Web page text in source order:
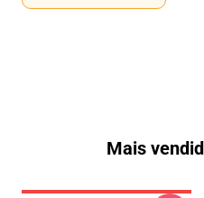
Mais